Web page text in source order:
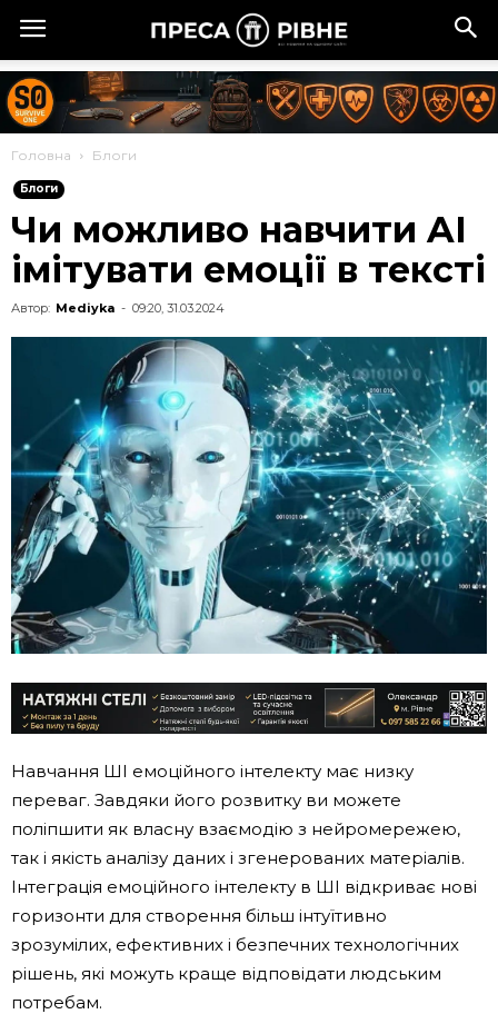
Головна Блоги
Блоги
Чи можливо навчити AI
імітувати емоції в тексті
Автор: Mediyka - 09:20, 31.03.2024
Навчання ШІ емоційного інтелекту має низку
переваг. Завдяки його розвитку ви можете
поліпшити як власну взаємодію з нейромережею,
так і якість аналізу даних і згенерованих матеріалів.
Інтеграція емоційного інтелекту в ШІ відкриває нові
горизонти для створення більш інтуїтивно
зрозумілих, ефективних і безпечних технологічних
рішень, які можуть краще відповідати людським
потребам.